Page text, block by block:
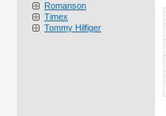
Romanson
Timex
Tommy Hilfiger